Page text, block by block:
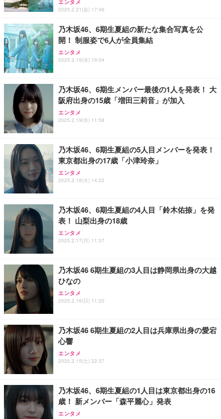
エンタメ
2025.2.21(金) 17:46
乃木坂46、6期生夏組の新たな集合写真を公
開！ 制服姿で6人が全員集結
エンタメ
2025.2.19(水) 19:04
乃木坂46、6期生メンバー最後の1人を発表！ 大
阪府出身の15歳「増田三莉音」が加入
エンタメ
2025.2.19(水) 11:58
乃木坂46、6期生夏組の5人目メンバーを発表！
東京都出身の17歳「小津玲奈」
エンタメ
2025.2.18(火) 14:22
乃木坂46、6期生夏組の4人目「鈴木佑捺」を発
表！ 山梨出身の18歳
エンタメ
2025.2.17(月) 11:37
乃木坂46 6期生夏組の3人目は静岡県出身の大越
ひなの
エンタメ
2025.2.16(日) 11:20
乃木坂46 6期生夏組の2人目は兵庫県出身の愛宕
心響
エンタメ
2025.2.15(土) 22:37
乃木坂46、6期生夏組の1人目は東京都出身の16
歳！ 新メンバー「森平麗心」発表
エンタメ